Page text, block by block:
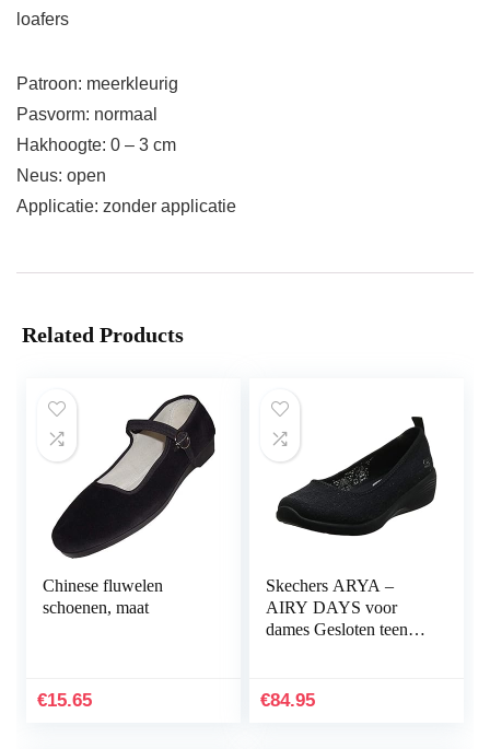
loafers
Patroon: meerkleurig
Pasvorm: normaal
Hakhoogte: 0 – 3 cm
Neus: open
Applicatie: zonder applicatie
Related Products
Chinese fluwelen
schoenen, maat
€15.65
Skechers ARYA –
AIRY DAYS voor
dames Gesloten teen
€84.95